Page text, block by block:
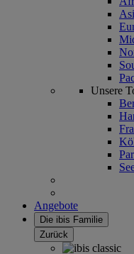
Unsere
Angebote
Die ibis Familie
Zurück